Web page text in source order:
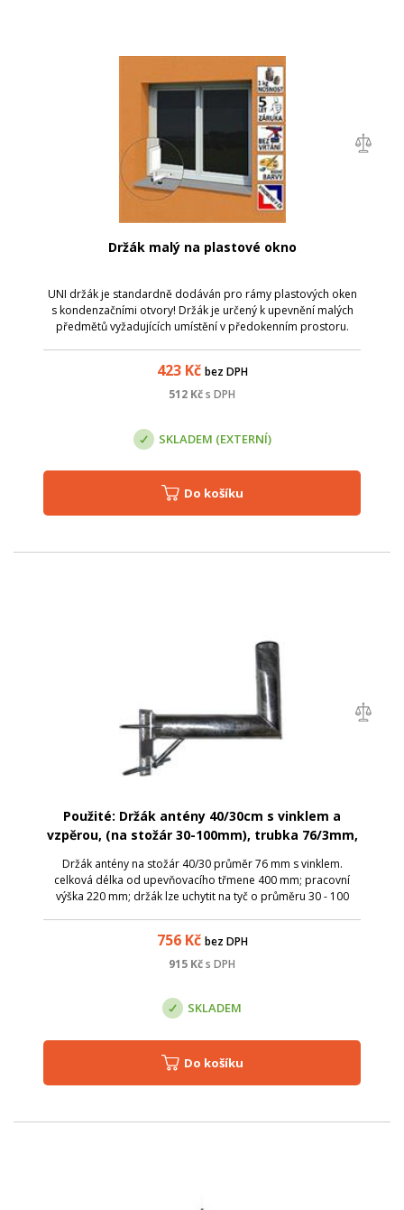
Držák malý na plastové okno
UNI držák je standardně dodáván pro rámy plastových oken
s kondenzačními otvory! Držák je určený k upevnění malých
předmětů vyžadujících umístění v předokenním prostoru.
423Kč bez DPH
512 Kčs DPH
SKLADEM (EXTERNÍ)
Do košíku
Použité: Držák antény 40/30cm s vinklem a
vzpěrou, (na stožár 30-100mm), trubka 76/3mm,
Držák antény na stožár 40/30 průměr 76 mm s vinklem.
celková délka od upevňovacího třmene 400 mm; pracovní
výška 220 mm; držák lze uchytit na tyč o průměru 30 - 100
756Kč bez DPH
915 Kčs DPH
SKLADEM
Do košíku